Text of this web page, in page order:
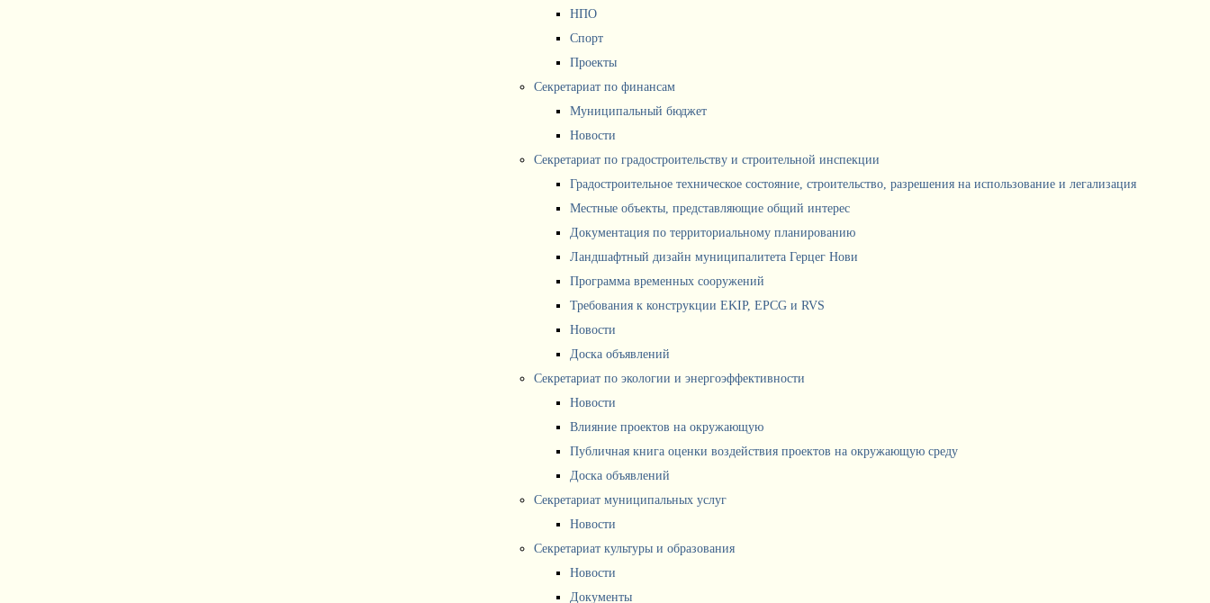
НПО
Спорт
Проекты
Секретариат по финансам
Муниципальный бюджет
Новости
Секретариат по градостроительству и строительной инспекции
Градостроительное техническое состояние, строительство, разрешения на использование и легализация
Местные объекты, представляющие общий интерес
Документация по территориальному планированию
Ландшафтный дизайн муниципалитета Герцег Нови
Программа временных сооружений
Требования к конструкции EKIP, EPCG и RVS
Новости
Доска объявлений
Секретариат по экологии и энергоэффективности
Новости
Влияние проектов на окружающую
Публичная книга оценки воздействия проектов на окружающую среду
Доска объявлений
Секретариат муниципальных услуг
Новости
Секретариат культуры и образования
Новости
Документы